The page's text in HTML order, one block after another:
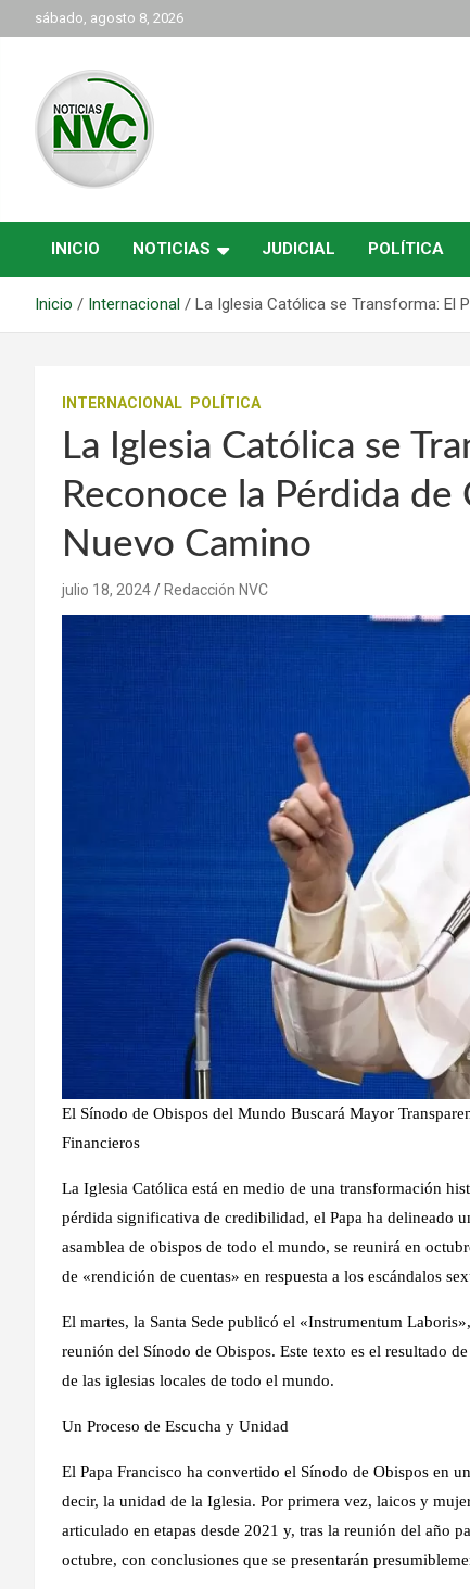
al
sábado, agosto 8, 2026
NVC Noticias
INICIO NOTICIAS JUDICIAL POLÍTICA
Inicio Internacional La Iglesia Católica se Transforma: El
INTERNACIONAL POLÍTICA
La Iglesia Católica se
Reconoce la Pérdida de
Nuevo Camino
julio 18, 2024 Redacción NVC
El Sínodo de Obispos del Mundo Buscará Mayor
Financieros
La Iglesia Católica está en medio de una transformación
pérdida significativa de credibilidad, el Papa ha delineado
asamblea de obispos de todo el mundo, se reunirá en
de «rendición de cuentas» en respuesta a los escándalos
El martes, la Santa Sede publicó el «Instrumentum
reunión del Sínodo de Obispos. Este texto es el resultado
de las iglesias locales de todo el mundo.
Un Proceso de Escucha y Unidad
El Papa Francisco ha convertido el Sínodo de Obispos en
decir, la unidad de la Iglesia. Por primera vez, laicos y
articulado en etapas desde 2021 y, tras la reunión del año
octubre, con conclusiones que se presentarán